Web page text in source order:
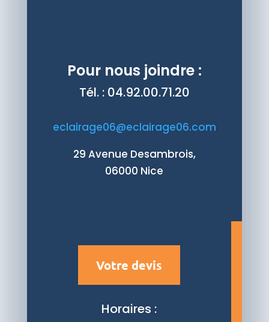
Pour nous joindre :
Tél. : 04.92.00.71.20
eclairage06@eclairage06.com
29 Avenue Desambrois,
06000 Nice
Votre devis
Horaires :